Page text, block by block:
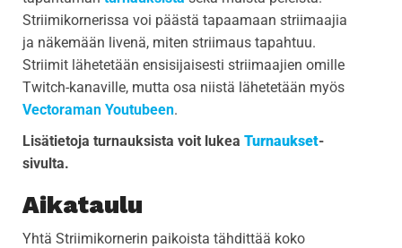
Striimikornerissa voi päästä tapaamaan striimaajia
ja näkemään livenä, miten striimaus tapahtuu.
Striimit lähetetään ensisijaisesti striimaajien omille
Twitch-kanaville, mutta osa niistä lähetetään myös
Vectoraman Youtubeen.
Lisätietoja turnauksista voit lukeaTurnaukset-
sivulta.
Aikataulu
Yhtä Striimikornerin paikoista tähdittää koko